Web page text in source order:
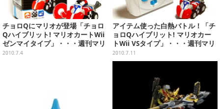
チョロQにマリオが登場「チョロ
Qハイブリット! マリオカートWii
ゼンマイタイプ」・・・週刊マリ
オグッズコレクション第93回
2010.7.4
アイテム使った白熱バトル！「チ
ョロQハイブリット! マリオカー
トWii VSタイプ」・・・週刊マリ
オグッズコレクション第94回
2010.7.11